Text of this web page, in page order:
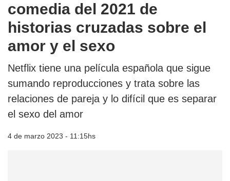
comedia del 2021 de
historias cruzadas sobre el
amor y el sexo
Netflix tiene una película española que sigue
sumando reproducciones y trata sobre las
relaciones de pareja y lo difícil que es separar
el sexo del amor
4 de marzo 2023 - 11:15hs